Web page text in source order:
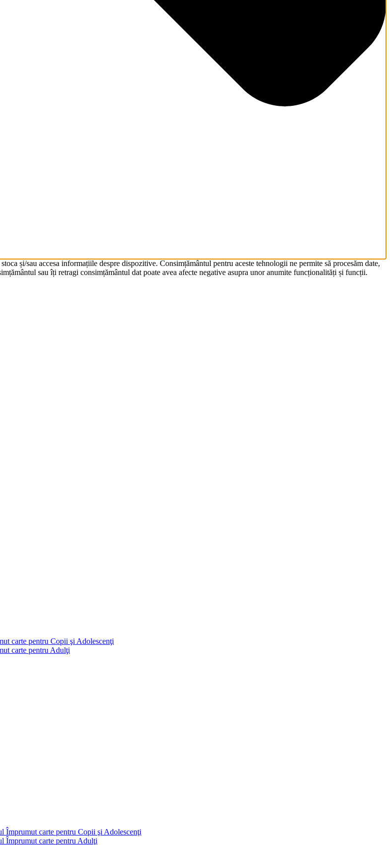
și/sau accesa informațiile despre dispozitive. Consimțământul pentru aceste tehnologii ne permite să procesăm date,
sau îți retragi consimțământul dat poate avea afecte negative asupra unor anumite funcționalități și funcții.
carte pentru Copii şi Adolescenţi
carte pentru Adulţi
Împrumut carte pentru Copii şi Adolescenţi
Împrumut carte pentru Adulţi